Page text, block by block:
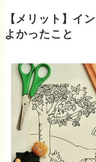
【メリット】イ
よかったこと